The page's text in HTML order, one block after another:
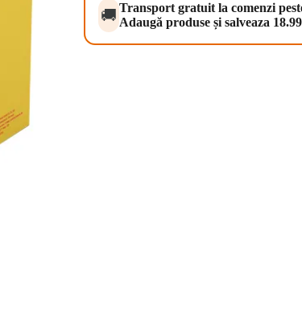
🚚 Transport gratuit la comenzi
Adaugă produse și salveaza